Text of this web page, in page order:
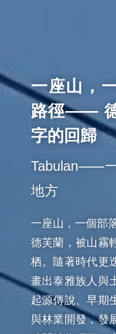
一座山，
路徑——
字的回歸
Tabulan⸺一
地方
一座山，一個部
德芙蘭，被山霧
栖。隨著時代更
畫出泰雅族人與
起源傳說、早期
與林業開發，發